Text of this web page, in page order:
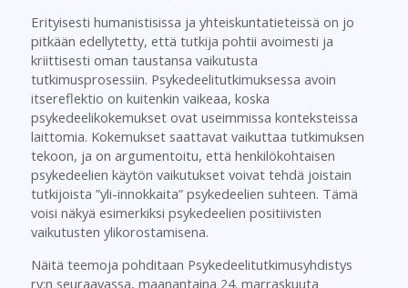
Erityisesti humanistisissa ja yhteiskuntatieteissä on jo
pitkään edellytetty, että tutkija pohtii avoimesti ja
kriittisesti oman taustansa vaikutusta
tutkimusprosessiin. Psykedeelitutkimuksessa avoin
itsereflektio on kuitenkin vaikeaa, koska
psykedeelikokemukset ovat useimmissa konteksteissa
laittomia. Kokemukset saattavat vaikuttaa tutkimuksen
tekoon, ja on argumentoitu, että henkilökohtaisen
psykedeelien käytön vaikutukset voivat tehdä joistain
tutkijoista ”yli-innokkaita” psykedeelien suhteen. Tämä
voisi näkyä esimerkiksi psykedeelien positiivisten
vaikutusten ylikorostamisena.
Näitä teemoja pohditaan Psykedeelitutkimusyhdistys
ry:n seuraavassa, maanantaina 24. marraskuuta